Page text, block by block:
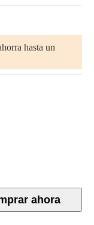
hasta un
ahora